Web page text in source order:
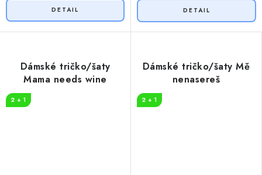
Dámské tričko/šaty
Mama needs wine
2 + 1
Dámské tričko/šaty Mě
nenasereš
2 + 1